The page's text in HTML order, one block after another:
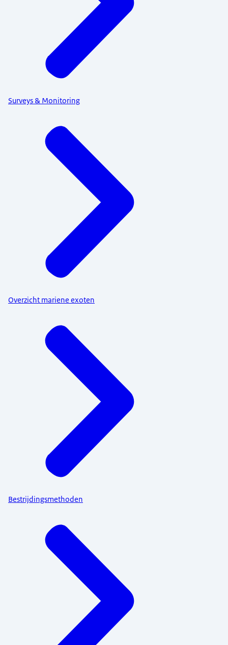
Surveys & Monitoring
Overzicht mariene exoten
Bestrijdingsmethoden